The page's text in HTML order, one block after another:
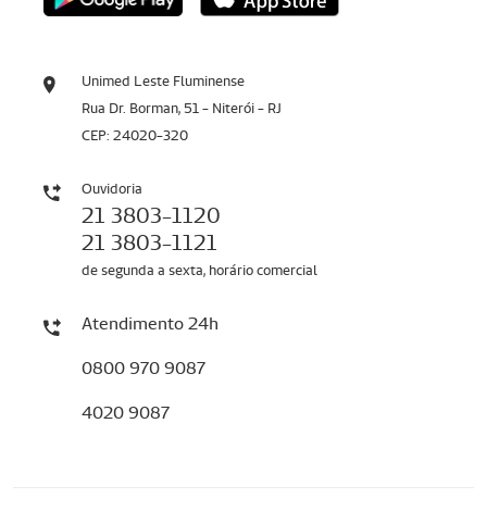
Unimed Leste Fluminense
Rua Dr. Borman, 51 - Niterói - RJ
CEP: 24020-320
Ouvidoria
21 3803-1120
21 3803-1121
de segunda a sexta, horário comercial
Atendimento 24h
0800 970 9087
4020 9087